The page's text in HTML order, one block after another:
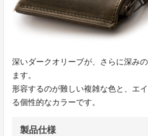
深いダークオリーブが、さらに深み
ます。
形容するのが難しい複雑な色と、エ
る個性的なカラーです。
製品仕様